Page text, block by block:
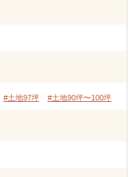
#土地97坪 #土地90坪〜100坪